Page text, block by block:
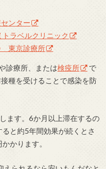
ンター
ラベルクリニック
東京診療所
診療所、または検疫所
で
種を受けることで感染を防
ます。6か月以上滞在するの
と約5年間効果が続くとさ
かります。